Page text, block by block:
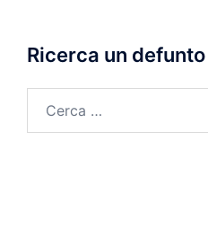
Ricerca un defunto